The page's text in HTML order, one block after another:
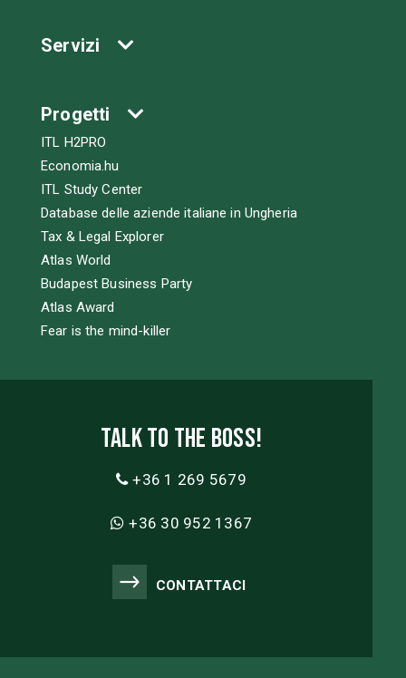
Servizi
Progetti
ITL H2PRO
Economia.hu
ITL Study Center
Database delle aziende italiane in Ungheria
Tax & Legal Explorer
Atlas World
Budapest Business Party
Atlas Award
Fear is the mind-killer
Talk to the boss!
+36 1 269 5679
+36 30 952 1367
CONTATTACI